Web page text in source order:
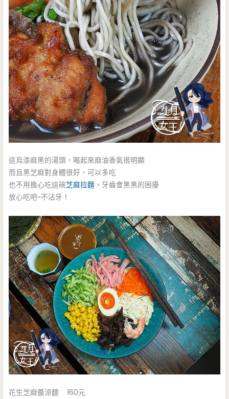
這烏漆麻黑的湯頭，喝起來麻油香氣很明顯
而且黑芝麻對身體很好，可以多吃
也不用擔心吃這碗芝麻拉麵 ，牙齒會黑黑的困擾
放心吃吧~不沾牙！
花生芝麻醬涼麵 160元